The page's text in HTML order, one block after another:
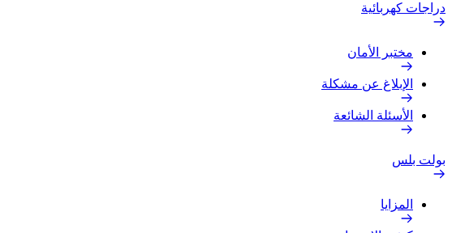
دراجات كهربائية
مختبر الأمان
الإبلاغ عن مشكلة
الأسئلة الشائعة
بولت بلس
المزايا